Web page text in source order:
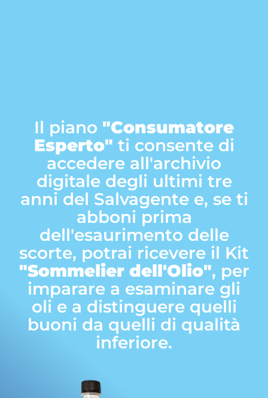
Il piano "Consumatore
Esperto" ti consente di
accedere all'archivio
digitale degli ultimi tre
anni del Salvagente e, se ti
abboni prima
dell'esaurimento delle
scorte, potrai ricevere il Kit
"Sommelier dell'Olio", per
imparare a esaminare gli
oli e a distinguere quelli
buoni da quelli di qualità
inferiore.